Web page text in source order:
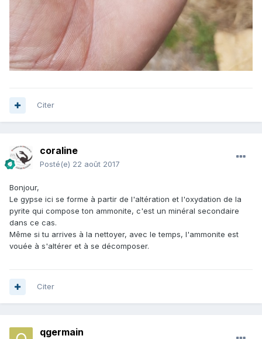
Citer
coraline
Posté(e) 22 août 2017
Bonjour,
Le gypse ici se forme à partir de l'altération et l'oxydation de la
pyrite qui compose ton ammonite, c'est un minéral secondaire
dans ce cas.
Même si tu arrives à la nettoyer, avec le temps, l'ammonite est
vouée à s'altérer et à se décomposer.
Citer
qgermain